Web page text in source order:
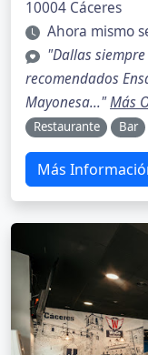
10004 Cáceres
Ahora mismo
"Dallas
recomendados
Mayonesa..."Más
Restaurante Bar
Más